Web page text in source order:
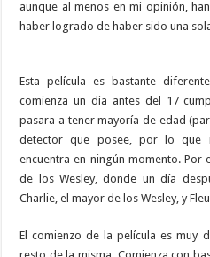
aunque al menos en mi opinión,
haber logrado de haber sido una
Esta película es bastante
comienza un dia antes del 17
pasara a tener mayoría de edad
detector que posee, por lo que
encuentra en ningún momento. Por
de los Wesley, donde un día
Charlie, el mayor de los Wesley, y
El comienzo de la película es muy